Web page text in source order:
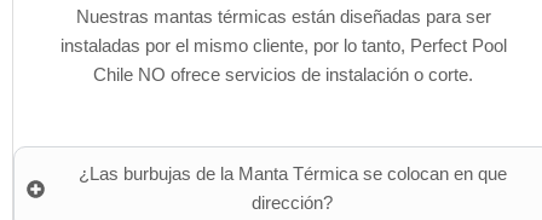
Nuestras mantas térmicas están diseñadas para ser
instaladas por el mismo cliente, por lo tanto, Perfect Pool
Chile NO ofrece servicios de instalación o corte.
¿Las burbujas de la Manta Térmica se colocan en que
dirección?